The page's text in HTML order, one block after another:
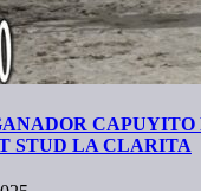
STUD LA CLARITA